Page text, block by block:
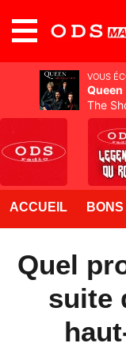
ACCUEIL
Quel
suite
VOUS
Queen
The